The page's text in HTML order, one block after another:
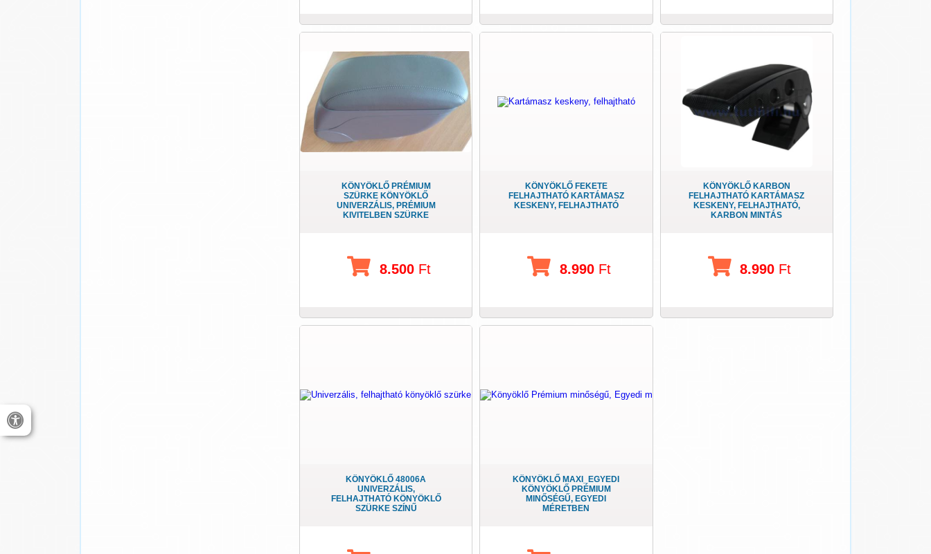
KÖNYÖKLŐ PRÉMIUM
SZÜRKE KÖNYÖKLŐ
UNIVERZÁLIS, PRÉMIUM
KIVITELBEN SZÜRKE
8.500Ft
KÖNYÖKLŐ FEKETE
FELHAJTHATÓ KARTÁMASZ
KESKENY, FELHAJTHATÓ
8.990Ft
KÖNYÖKLŐ KARBON
FELHAJTHATÓ KARTÁMASZ
KESKENY, FELHAJTHATÓ,
KARBON MINTÁS
8.990 Ft
KÖNYÖKLŐ 48006A
UNIVERZÁLIS,
FELHAJTHATÓ KÖNYÖKLŐ
SZÜRKE SZÍNŰ
KÖNYÖKLŐ MAXI_EGYEDI
KÖNYÖKLŐ PRÉMIUM
MINŐSÉGŰ, EGYEDI
MÉRETBEN